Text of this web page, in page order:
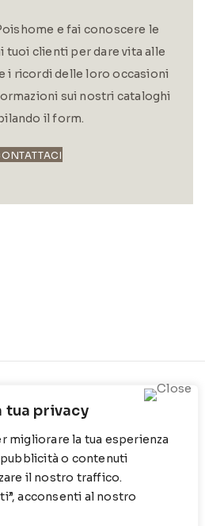
tua privacy
migliorare la tua esperienza
o contenuti
il nostro traffico.
acconsenti al nostro
e fai conoscere le
tuoi clienti per dare vita alle
i ricordi delle loro occasioni
sui nostri cataloghi
il form.
Cookie Policy
Privacy Policy